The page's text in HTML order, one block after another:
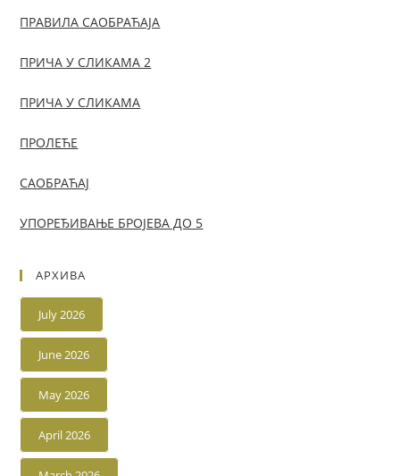
ПРАВИЛА САОБРАЋАЈА
ПРИЧА У СЛИКАМА 2
ПРИЧА У СЛИКАМА
ПРОЛЕЋЕ
САОБРАЋАЈ
УПОРЕЂИВАЊЕ БРОЈЕВА ДО 5
АРХИВА
July 2026
June 2026
May 2026
April 2026